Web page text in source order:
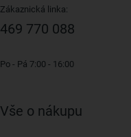
Zákaznická linka:
469 770 088
Po - Pá 7:00 - 16:00
Vše o nákupu